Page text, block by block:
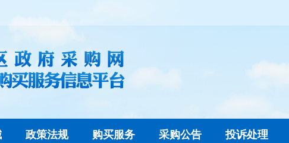
政策法规 购买服务 采购公告 投诉处理